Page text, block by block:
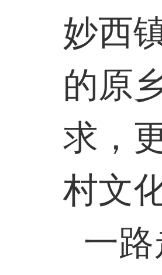
妙西
的原
求，
村文
一